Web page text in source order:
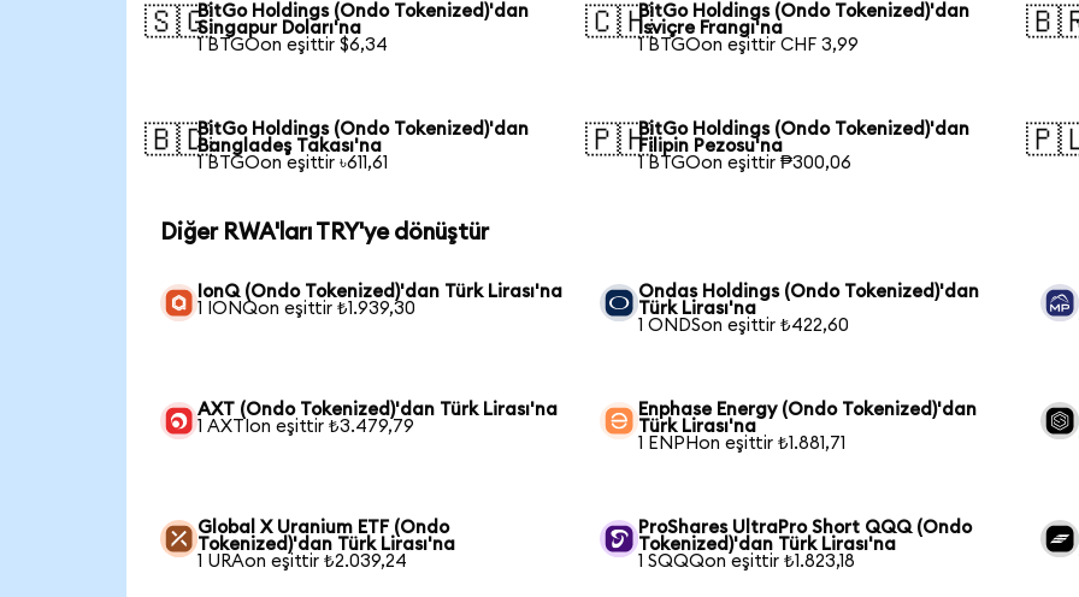
🇸🇬BitGo Holdings (Ondo Tokenized)'dan
Singapur Doları'na
1 BTGOon eşittir $6,34
🇨🇭BitGo Holdings (Ondo Tokenized)'dan
İsviçre Frangı'na
1 BTGOon eşittir CHF 3,99
🇧🇩BitGo Holdings (Ondo Tokenized)'dan
Bangladeş Takası'na
1 BTGOon eşittir ৳611,61
🇵🇭BitGo Holdings (Ondo Tokenized)'dan
Filipin Pezosu'na
1 BTGOon eşittir ₱300,06
Diğer RWA'ları TRY'ye dönüştür
IonQ (Ondo Tokenized)'dan Türk Lirası'na
1 IONQon eşittir ₺1.939,30
Ondas Holdings (Ondo Tokenized)'dan
Türk Lirası'na
1 ONDSon eşittir ₺422,60
AXT (Ondo Tokenized)'dan Türk Lirası'na
1 AXTIon eşittir ₺3.479,79
Enphase Energy (Ondo Tokenized)'dan
Türk Lirası'na
1 ENPHon eşittir ₺1.881,71
Global X Uranium ETF (Ondo
Tokenized)'dan Türk Lirası'na
1 URAon eşittir ₺2.039,24
ProShares UltraPro Short QQQ (Ondo
Tokenized)'dan Türk Lirası'na
1 SQQQon eşittir ₺1.823,18